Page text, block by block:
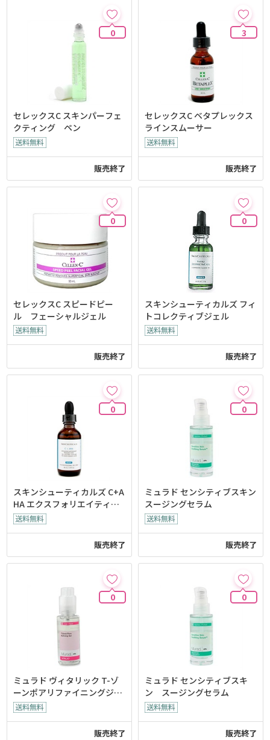
0
セレックスC スキンパーフェ
クティング ペン
販売終了
3
セレックスC ベタプレックス
ラインスムーサー
販売終了
0
セレックスC スピードピー
ル フェーシャルジェル
販売終了
0
スキンシューティカルズ フィ
トコレクティブジェル
販売終了
0
スキンシューティカルズ C+A
HA エクスフォリエイティン
グアンチオキシダントトリー
トメント
販売終了
0
ミュラド センシティブスキン
スージングセラム
販売終了
0
ミュラド ヴィタリック T-ゾ
ーンポアリファイニングジェ
ル
販売終了
0
ミュラド センシティブスキ
ン スージングセラム
販売終了